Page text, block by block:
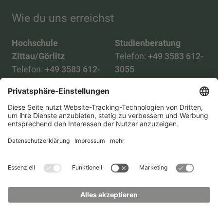
Wie du uns erreichst
Hochschule
Zittau/Görlitz
Telefon: +49 3583 612-
Mail:info(at)hszg.de
Studienberatung
Telefon: +49 3583 612-
3055
Mail:
stud.info(at)hszg.de
TransparenzgesetzKontakt Lageplan
ImpressumBarrierefreiheitPresse